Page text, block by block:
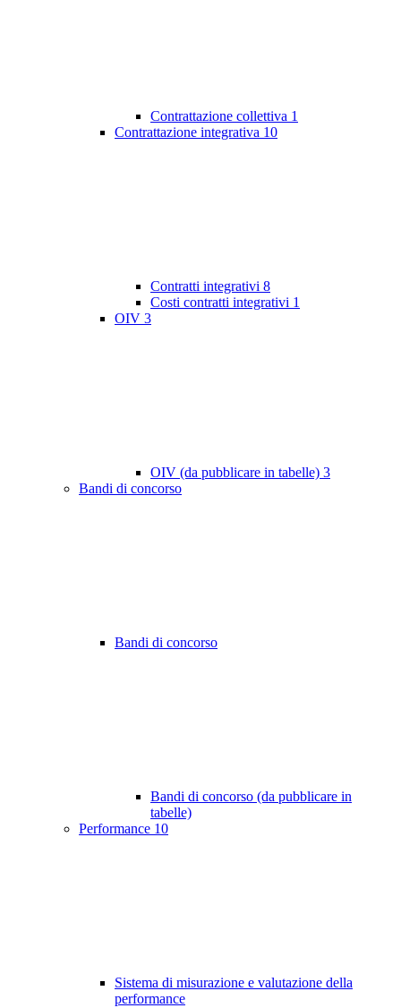
Contrattazione collettiva 1
Contrattazione integrativa 10
Contratti integrativi 8
Costi contratti integrativi 1
OIV 3
OIV (da pubblicare in tabelle) 3
Bandi di concorso
Bandi di concorso
Bandi di concorso (da pubblicare in
tabelle)
Performance 10
Sistema di misurazione e valutazione della
performance